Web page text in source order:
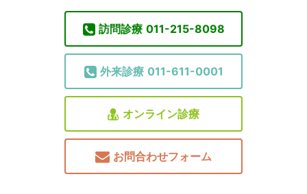
訪問診療 011-215-8098
外来診療 011-611-0001
オンライン診療
お問合わせフォーム